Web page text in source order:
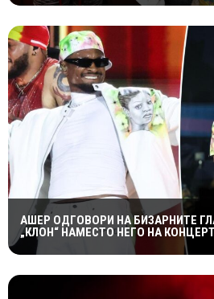
АШЕР ОДГОВОРИ НА БИЗАРНИТЕ
„КЛОН“ НАМЕСТО НЕГО НА
ИНТЕЛИГЕНЦИЈА НЕ Е ТОЛКУ